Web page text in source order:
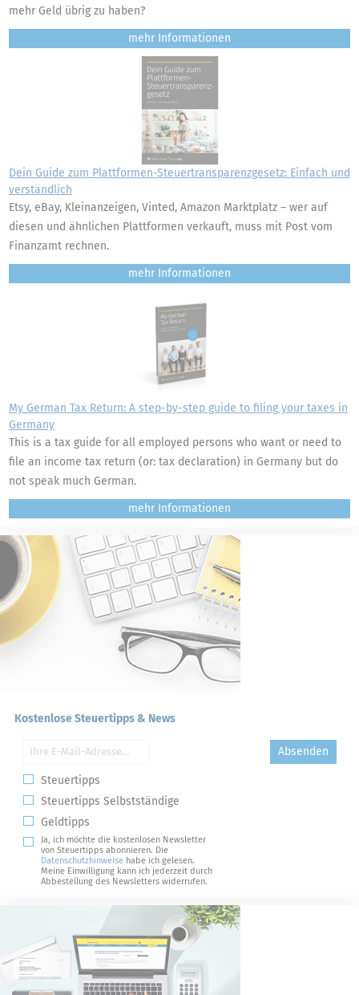
mehr Geld übrig zu haben?
mehr
Dein Guide zum Plattformen-Steuertransparenzgesetz: Einfach und
verständlich
Etsy, eBay, Kleinanzeigen, Vinted, Amazon Marktplatz – wer auf
diesen und ähnlichen Plattformen verkauft, muss mit Post vom
Finanzamt rechnen.
mehr
My German Tax Return: A step-by-step guide to filing your taxes in
Germany
This is a tax guide for all employed persons who want or need to
file an income tax return (or: tax declaration) in Germany but do
not speak much German.
mehr
Kostenlose Steuertipps & News
Absenden
Steuertipps
Steuertipps Selbstständige
Geldtipps
Ja, ich möchte die kostenlosen Newsletter
von Steuertipps abonnieren. Die
Datenschutzhinweise habe ich gelesen.
Meine Einwilligung kann ich jederzeit durch
Abbestellung des Newsletters widerrufen.